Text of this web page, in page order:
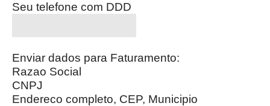
Seu telefone com DDD
Enviar dados para Faturamento:
Razao Social
CNPJ
Endereco completo, CEP, Municipio